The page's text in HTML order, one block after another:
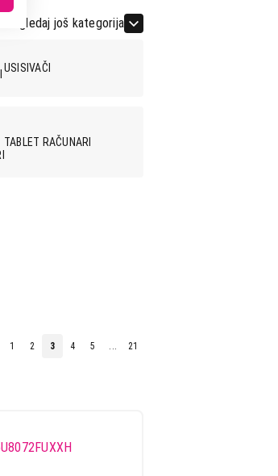
Pogledaj još kategorija
USISIVAČI
TABLET RAČUNARI
DODATNA OPREMA ZA
1 2 3 4 5 ... 21